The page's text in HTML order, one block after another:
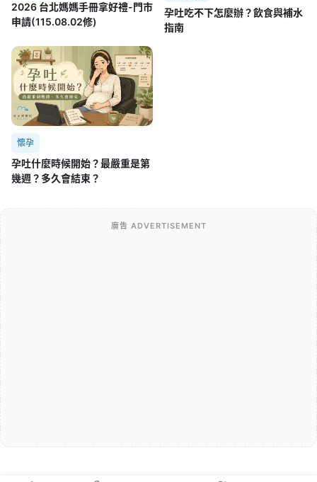
2026 台北媽媽手冊拿好禮-門市
申請(115.08.02修)
孕吐吃不下怎麼辦？飲食與補水
指南
懷孕
孕吐什麼時候開始？最嚴重是第
幾週？多久會結束？
廣告 ADVERTISEMENT